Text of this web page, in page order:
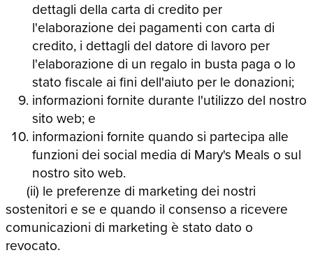
dettagli della carta di credito per
l'elaborazione dei pagamenti con carta di
credito, i dettagli del datore di lavoro per
l'elaborazione di un regalo in busta paga o lo
stato fiscale ai fini dell'aiuto per le donazioni;
informazioni fornite durante l'utilizzo del nostro
sito web; e
informazioni fornite quando si partecipa alle
funzioni dei social media di Mary's Meals o sul
nostro sito web.
(ii) le preferenze di marketing dei nostri
sostenitori e se e quando il consenso a ricevere
comunicazioni di marketing è stato dato o
revocato.